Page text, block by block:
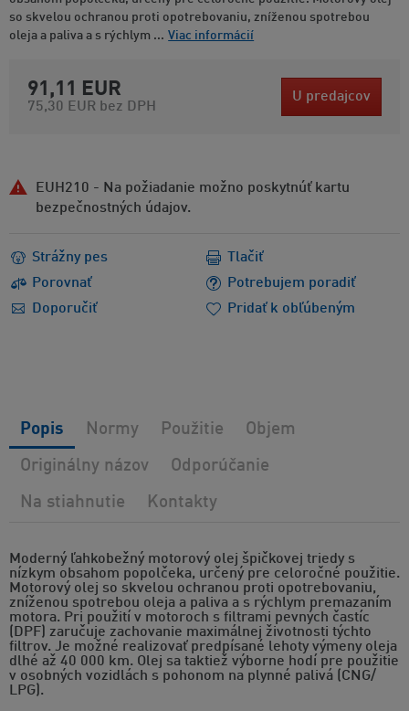
so skvelou ochranou proti opotrebovaniu, zníženou spotrebou
oleja a paliva a s rýchlym ... Viac informácií
91,11 EUR
75,30 EUR bez DPH
U predajcov
EUH210 - Na požiadanie možno poskytnúť kartu
bezpečnostných údajov.
Strážny pes
Porovnať
Potrebujem poradiť
Doporučiť
Tlačiť
Pridať k obľúbeným
Moderný ľahkobežný motorový olej špičkovej triedy s
nízkym obsahom popolčeka, určený pre celoročné použitie.
Motorový olej so skvelou ochranou proti opotrebovaniu,
zníženou spotrebou oleja a paliva a s rýchlym premazaním
motora. Pri použití v motoroch s filtrami pevných častíc
(DPF) zaručuje zachovanie maximálnej životnosti týchto
filtrov. Je možné realizovať predpísané lehoty výmeny oleja
dlhé až 40 000 km. Olej sa taktiež výborne hodí pre použitie
v osobných vozidlách s pohonom na plynné palivá (CNG/
LPG).
Popis Normy Použitie Objem
Originálny názov Odporúčanie
Na stiahnutie Kontakty